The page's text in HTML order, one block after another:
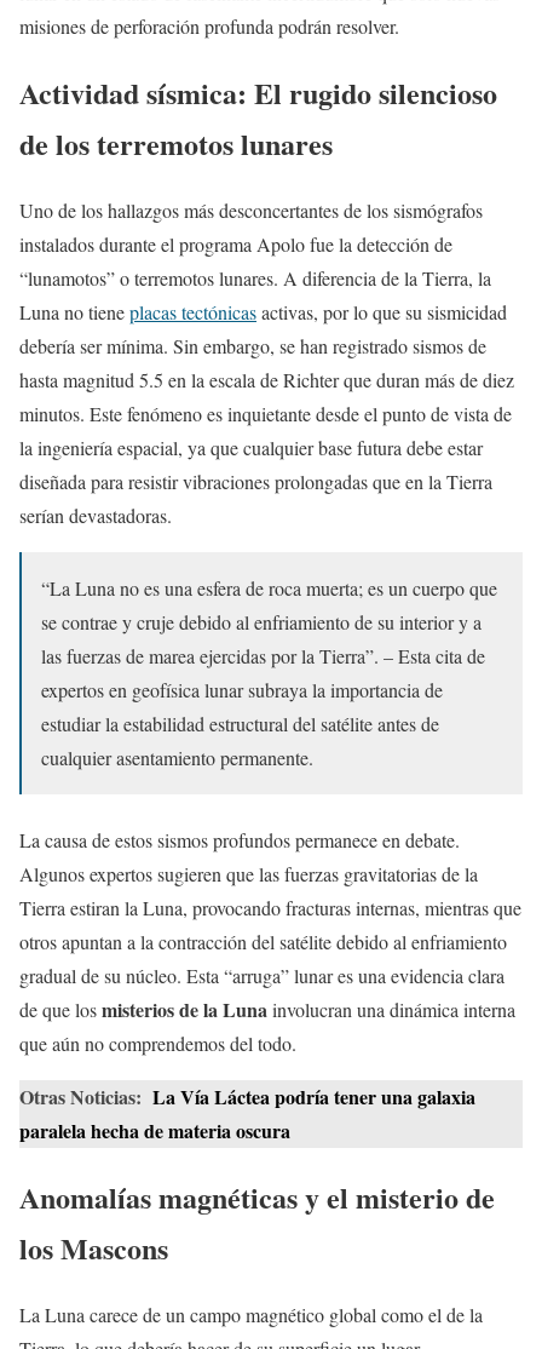
misiones de perforación profunda podrán resolver.
Actividad sísmica: El rugido silencioso
de los terremotos lunares
Uno de los hallazgos más desconcertantes de los sismógrafos
instalados durante el programa Apolo fue la detección de
“lunamotos” o terremotos lunares. A diferencia de la Tierra, la
Luna no tieneplacas tectónicasactivas, por lo que su sismicidad
debería ser mínima. Sin embargo, se han registrado sismos de
hasta magnitud 5.5 en la escala de Richter que duran más de diez
minutos. Este fenómeno es inquietante desde el punto de vista de
la ingeniería espacial, ya que cualquier base futura debe estar
diseñada para resistir vibraciones prolongadas que en la Tierra
serían devastadoras.
“La Luna no es una esfera de roca muerta; es un cuerpo que
se contrae y cruje debido al enfriamiento de su interior y a
las fuerzas de marea ejercidas por la Tierra”. – Esta cita de
expertos en geofísica lunar subraya la importancia de
estudiar la estabilidad estructural del satélite antes de
cualquier asentamiento permanente.
La causa de estos sismos profundos permanece en debate.
Algunos expertos sugieren que las fuerzas gravitatorias de la
Tierra estiran la Luna, provocando fracturas internas, mientras que
otros apuntan a la contracción del satélite debido al enfriamiento
gradual de su núcleo. Esta “arruga” lunar es una evidencia clara
de que losmisterios de la Lunainvolucran una dinámica interna
que aún no comprendemos del todo.
Otras Noticias: La Vía Láctea podría tener una galaxia
paralela hecha de materia oscura
Anomalías magnéticas y el misterio de
los Mascons
La Luna carece de un campo magnético global como el de la